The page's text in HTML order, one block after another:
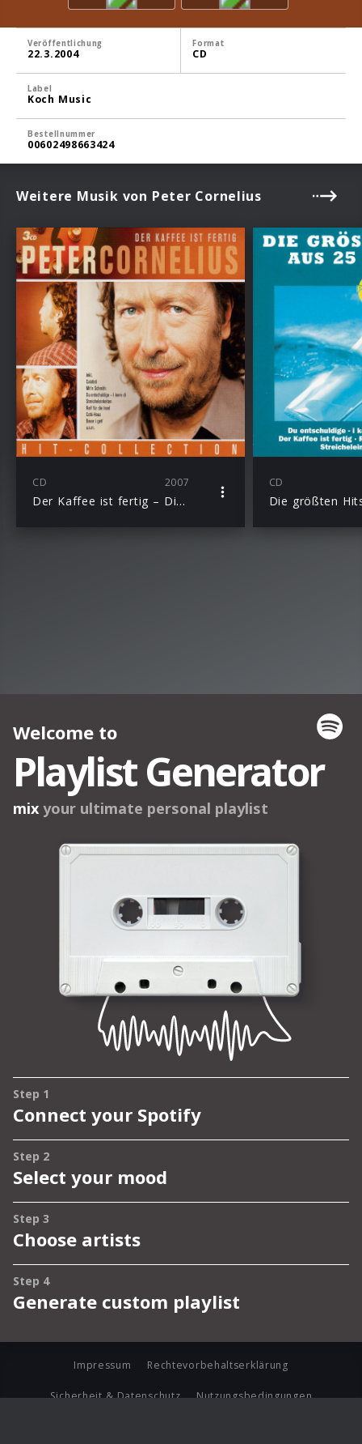
Veröffentlichung
22.3.2004
Format
CD
Label
Koch Music
Bestellnummer
00602498663424
Weitere Musik von Peter Cornelius
CD 2007
Der Kaffee ist fertig – Die Hit-Collection
CD
Impressum Rechtevorbehaltserklärung
Sicherheit & Datenschutz Nutzungsbedingungen